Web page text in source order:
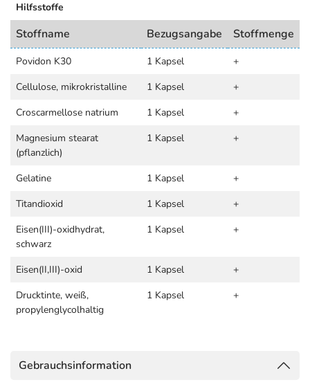
Hilfsstoffe
Stoffname Bezugsangabe Stoffmenge
Povidon K30 1 Kapsel
+
Cellulose, mikrokristalline
1 Kapsel
+
Croscarmellose natrium
1 Kapsel
+
Magnesium stearat
(pflanzlich)
1 Kapsel +
Gelatine 1 Kapsel
+
Titandioxid
1 Kapsel
+
Eisen(III)-oxidhydrat,
schwarz
1 Kapsel +
Eisen(II,III)-oxid 1 Kapsel
+
Drucktinte, weiß,
propylenglycolhaltig
1 Kapsel +
Gebrauchsinformation